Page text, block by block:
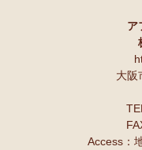
ア
大阪
Access：